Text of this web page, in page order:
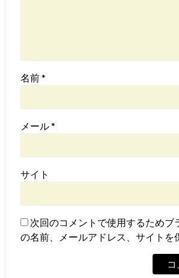
名前*
メール*
サイト
次回のコメントで使用するためブ
の名前、メールアドレス、サイトを